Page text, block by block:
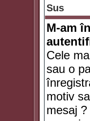
Sus
M-am
Cele
sau o
motiv
mesaj